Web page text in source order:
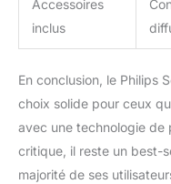
Accessoires
inclus
En conclusion, le Philips
choix solide pour ceux
avec une technologie de
critique, il reste un best-
majorité de ses